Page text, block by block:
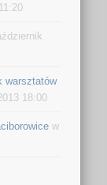
warsztatów
18:00
w